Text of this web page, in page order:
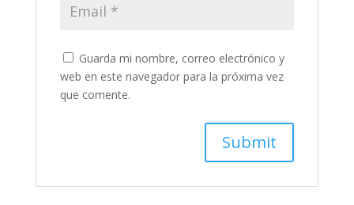
Guarda mi nombre, correo electrónico y
web en este navegador para la próxima vez
que comente.